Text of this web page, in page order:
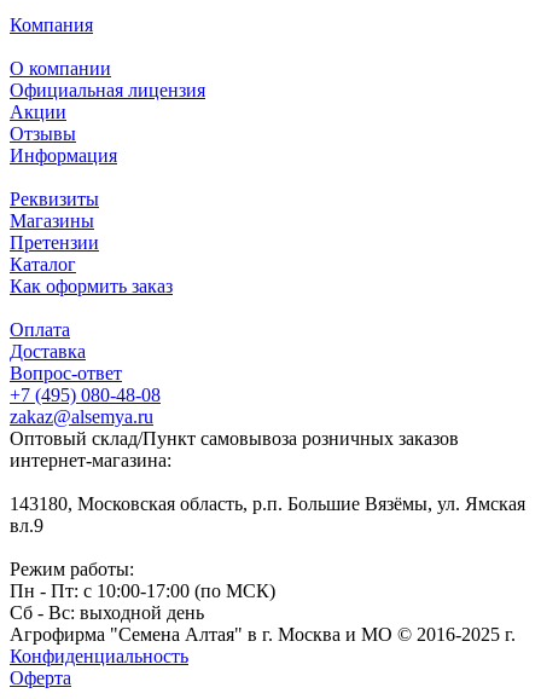
Компания
О компании
Официальная лицензия
Акции
Отзывы
Информация
Реквизиты
Магазины
Претензии
Каталог
Как оформить заказ
Оплата
Доставка
Вопрос-ответ
+7 (495) 080-48-08
zakaz@alsemya.ru
Оптовый склад/Пункт самовывоза розничных заказов
интернет-магазина:
143180, Московская область, р.п. Большие Вязёмы, ул. Ямская
вл.9
Режим работы:
Пн - Пт: с 10:00-17:00 (по МСК)
Сб - Вс: выходной день
Агрофирма "Семена Алтая" в г. Москва и МО © 2016-2025 г.
Конфиденциальность
Оферта